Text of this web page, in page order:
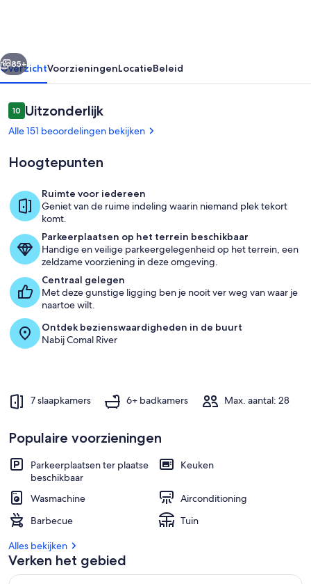
Zwembad
Volgende
85+
OverzichtVoorzieningenLocatieBeleid
Beoordelingen
1010 op 10 –
Uitzonderlijk
Alle 151 beoordelingen bekijken
Hoogtepunten
Ruimte voor iedereen
Geniet van de ruime indeling waarin niemand plek tekort
komt.
Parkeerplaatsen op het terrein beschikbaar
Handige en veilige parkeergelegenheid op het terrein, een
zeldzame voorziening in deze omgeving.
Centraal gelegen
Met deze gunstige ligging ben je nooit ver weg van waar je
naartoe wilt.
Ontdek bezienswaardigheden in de buurt
Nabij Comal River
7 slaapkamers 6+ badkamers Max. aantal: 28
Populaire voorzieningen
Parkeerplaatsen ter plaatse
beschikbaar
Keuken
Wasmachine
Airconditioning
Barbecue
Tuin
Alles bekijken
Verken het gebied